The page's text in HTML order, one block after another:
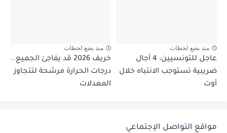
منذ بضع لحظات
عاجل للتونسيين: 4 آجال
ضريبية تستوجب الانتباه خلال
أوت
منذ بضع لحظات
خريف 2026 قد يفاجئ الجميع..
درجات الحرارة مرشحة لتتجاوز
المعدلات
مواقع التواصل الإجتماعي